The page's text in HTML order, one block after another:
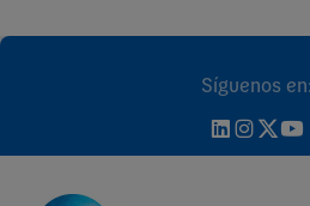
Síguenos en: